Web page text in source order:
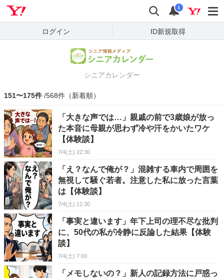
検索 通知
i
ログイン ID新規取得
シニアカレンダー
151〜175件 /568件（新着順）
「大きな声では…」親戚の前で3歳娘が放っ
た本音に母親が思わず冷や汗をかいたワケ
【体験談】
7/4(土) 22:30
「え？なんで俺が？」混雑する車内で周囲を
無視して騒ぐ若者。注意した私に放った言葉
は【体験談】
7/4(土) 11:30
「事実と違います」年下上司の理不尽な批判
に、50代の私が冷静に反論した結果【体験
談】
7/4(土) 7:00
「メモしないの？」新人の記録方法に戸惑っ